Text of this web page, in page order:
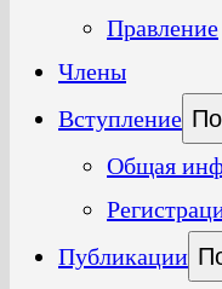
Правление
Члены
Вступление
Общая
Публикации